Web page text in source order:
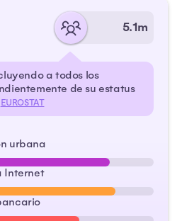
5.1m
a todos los
de su estatus
EUROSTAT
urbana
Internet